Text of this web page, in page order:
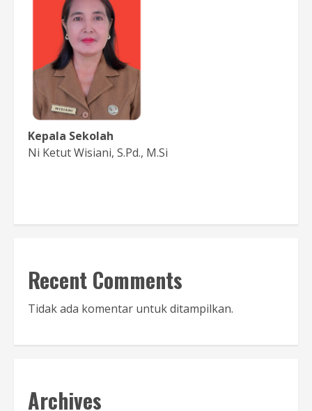
Kepala Sekolah
Ni Ketut Wisiani, S.Pd., M.Si
Recent Comments
Tidak ada komentar untuk ditampilkan.
Archives